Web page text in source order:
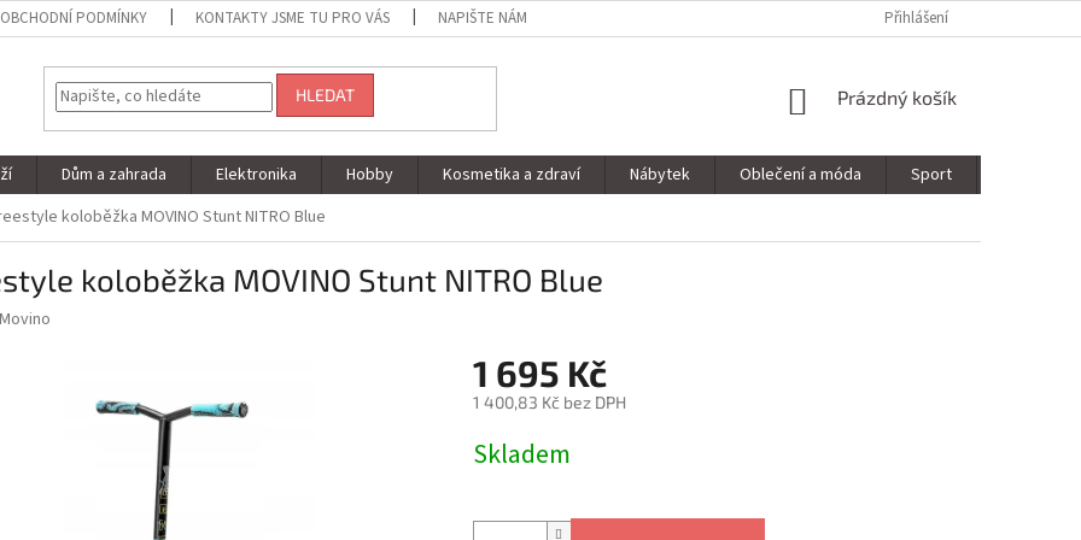
OBCHODNÍ PODMÍNKY KONTAKTY JSME TU PRO VÁS NAPIŠTE NÁM Přihlášení
HLEDAT
NÁKUPNÍ
Prázdný košík
Dům a zahrada Elektronika Hobby Kosmetika a zdraví Nábytek Oblečení a móda Sport
koloběžka MOVINO Stunt NITRO Blue
koloběžka MOVINO Stunt NITRO Blue
Movino
1 695 Kč
1 400,83 Kč bez DPH
cena:
Skladem